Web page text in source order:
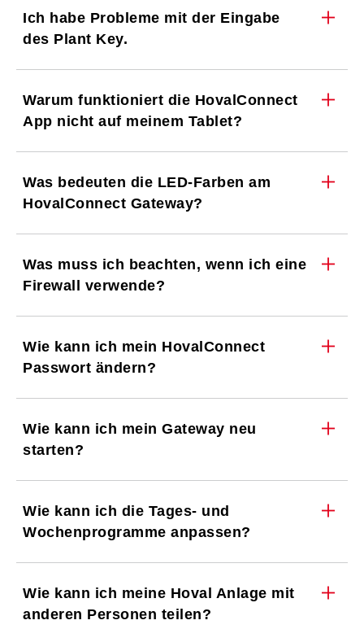
Ich habe Probleme mit der Eingabe
des Plant Key.
Warum funktioniert die HovalConnect
App nicht auf meinem Tablet?
Was bedeuten die LED-Farben am
HovalConnect Gateway?
Was muss ich beachten, wenn ich eine
Firewall verwende?
Wie kann ich mein HovalConnect
Passwort ändern?
Wie kann ich mein Gateway neu
starten?
Wie kann ich die Tages- und
Wochenprogramme anpassen?
Wie kann ich meine Hoval Anlage mit
anderen Personen teilen?